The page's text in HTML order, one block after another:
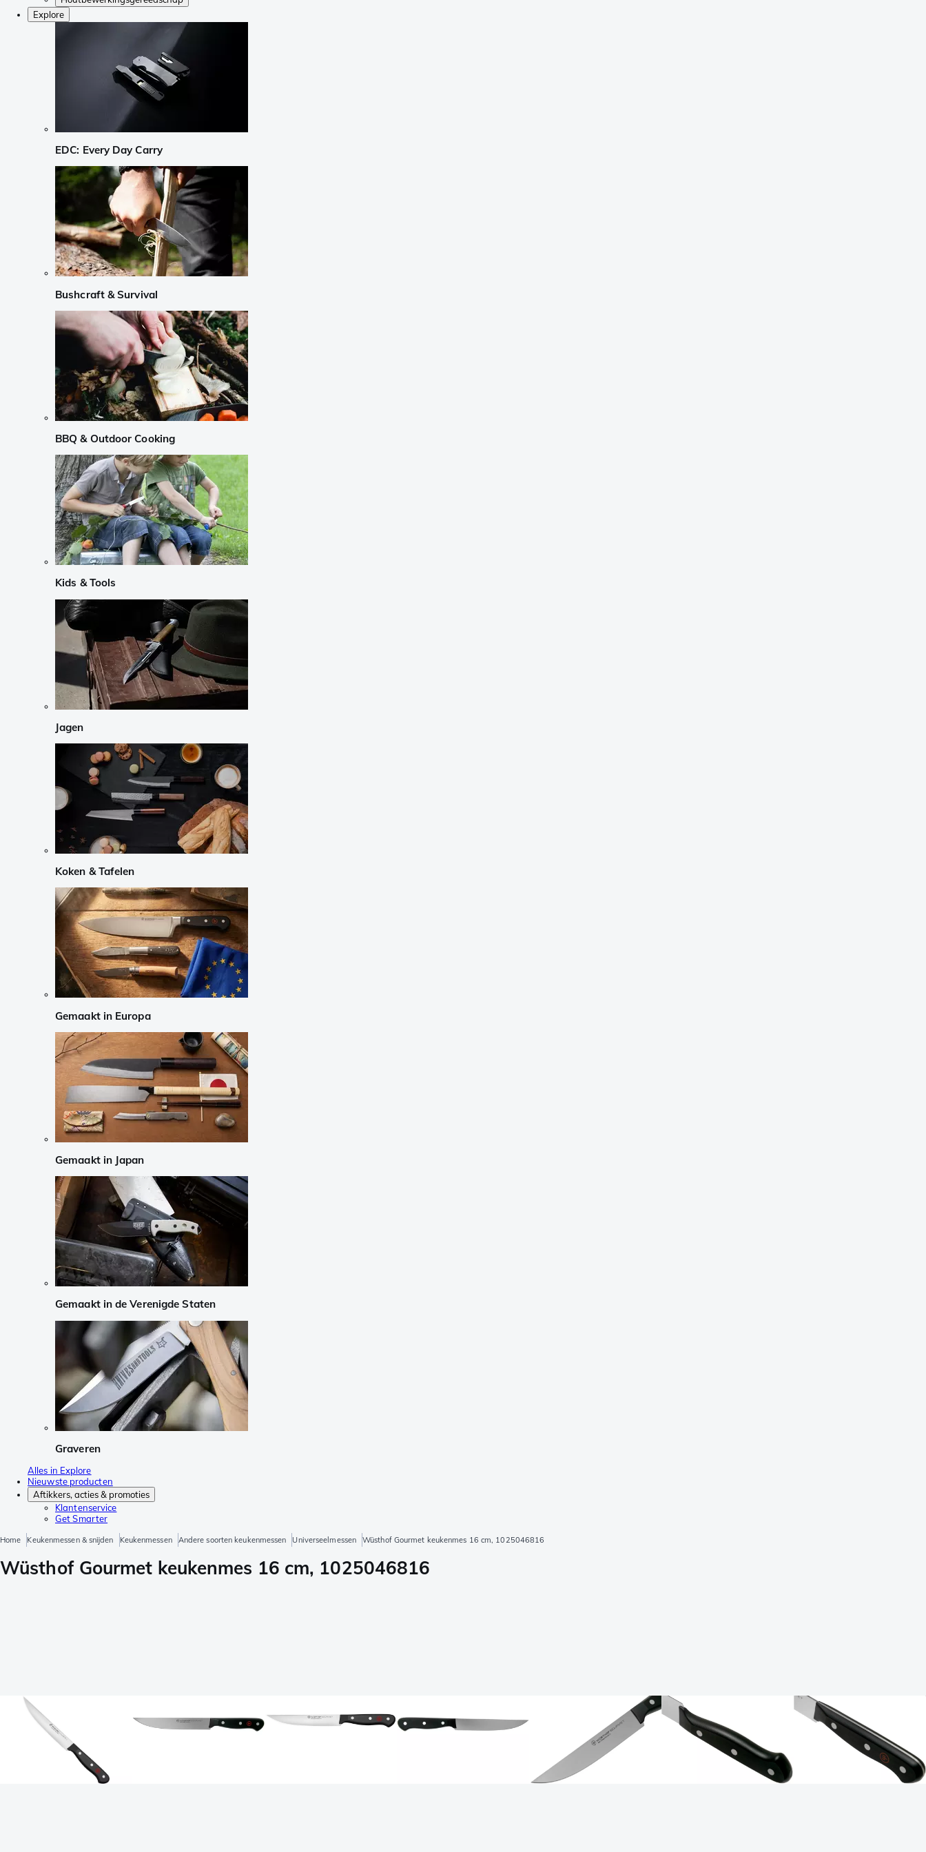
Explore
EDC: Every Day Carry
Bushcraft & Survival
BBQ & Outdoor Cooking
Kids & Tools
Jagen
Koken & Tafelen
Gemaakt in Europa
Gemaakt in Japan
Gemaakt in de Verenigde Staten
Graveren
Alles in Explore
Nieuwste producten
Aftikkers, acties & promoties
Klantenservice
Get Smarter
Home Keukenmessen & snijden Keukenmessen Andere soorten keukenmessen Universeelmessen Wüsthof Gourmet keukenmes 16 cm, 1025046816
Wüsthof Gourmet keukenmes 16 cm, 1025046816